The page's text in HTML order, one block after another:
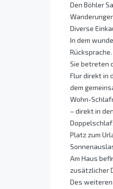
Den Böhler
Diverse
In dem
Rücksprache.
Sie betreten
Flur direkt in
dem
Wohn-
– direkt in
Platz zum
Am Haus
zusätzlicher
Des